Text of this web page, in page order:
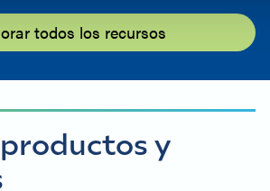
todos los recursos
y